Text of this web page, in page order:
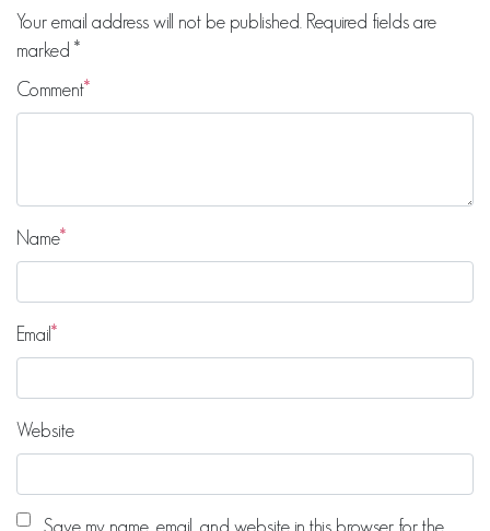
Your email address will not be published. Required fields are
marked *
Comment
Name
Email
Website
Save my name, email, and website in this browser for the